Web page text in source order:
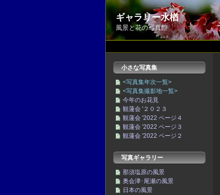
ギャラリー水楢
風景と花の写真館
小さな写真集
<写真集年次一覧>
<写真集撮影地一覧>
今年のお花見
観蓮会 '２０２３
観蓮会 '2022 ページ４
観蓮会 '2022 ページ３
観蓮会 '2022 ページ２
写真ギャラリー
那須塩原の風景
奥会津･尾瀬の風景
日本の風景